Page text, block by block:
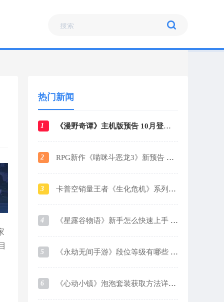
热门新闻
1 《漫野奇谭》主机版预告 10月登陆各大平台
2 RPG新作《喵咪斗恶龙3》新预告 战斗场景曝光
3 卡普空销量王者《生化危机》系列销量破1.6亿
4 《星露谷物语》新手怎么快速上手 新手玩法攻略指南2024
5 《永劫无间手游》段位等级有哪些 段位等级及对应分数一览
6 《心动小镇》泡泡套装获取方法详细介绍